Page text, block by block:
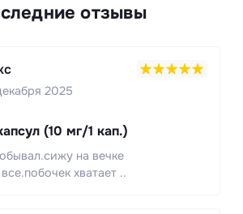
отзывы
2025
(10 мг/1 кап.)
на вечке
хватает ..